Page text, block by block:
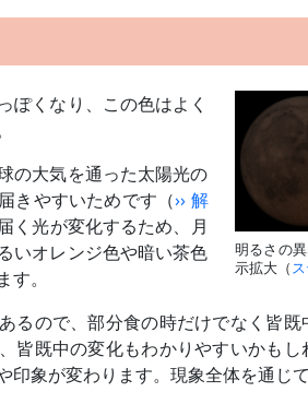
ぽくなり、この色はよく
の大気を通った太陽光の
きやすいためです（›› 解
く光が変化するため、月
いオレンジ色や暗い茶色
。
明るさの
示拡大（
るので、部分食の時だけでなく皆
皆既中の変化もわかりやすいかも
印象が変わります。現象全体を通じ